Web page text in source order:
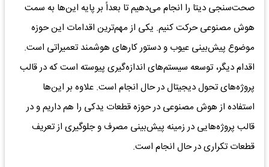
صحت‌سنجی دیتا را انجام می‌دهیم تا بعداً بر پایه این‌ها به سمت
هوش مصنوعی حرکت کنیم. یکی از مهم‌ترین اقدامات این حوزه
موضوع پیش‌بینی عیوب و دستور کارهای هوشمند تعمیراتی است.
اقدام دیگر، توسعه سیستم‌های اندازه‌گیری پیوسته است که در قالب
پروژه‌های تحول دیجیتال در حال انجام است. علاوه بر این‌ها
استفاده از هوش مصنوعی در حوزه قطعات یدکی را هم داریم و در
قالب پروژه‌هایی در زمینه پیش‌بینی مصرف و جلوگیری از تعریف
قطعات تکراری در حال انجام است.